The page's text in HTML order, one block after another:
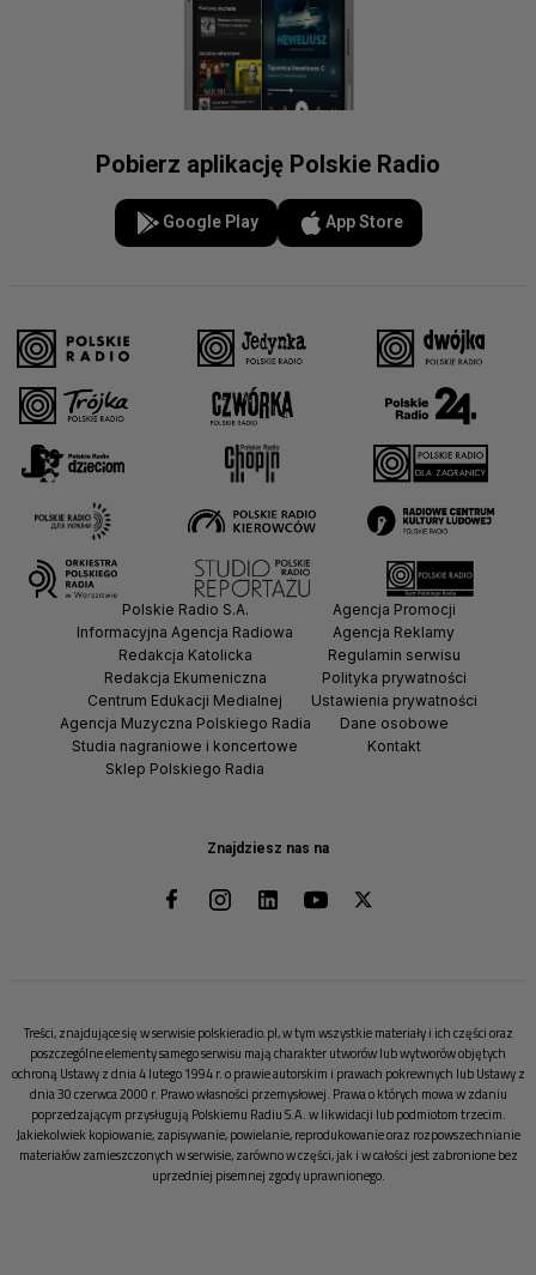
Pobierz aplikację Polskie Radio
Google Play App Store
Znajdziesz nas na
Polskie Radio S.A.
Informacyjna Agencja Radiowa
Redakcja Katolicka
Redakcja Ekumeniczna
Centrum Edukacji Medialnej
Agencja Muzyczna Polskiego Radia
Studia nagraniowe i koncertowe
Sklep Polskiego Radia
Agencja Promocji
Agencja Reklamy
Regulamin serwisu
Polityka prywatności
Ustawienia prywatności
Dane osobowe
Kontakt
Treści, znajdujące się w serwisie polskieradio.pl, w tym wszystkie materiały i ich części oraz
poszczególne elementy samego serwisu mają charakter utworów lub wytworów objętych
ochroną Ustawy z dnia 4 lutego 1994 r. o prawie autorskim i prawach pokrewnych lub Ustawy z
dnia 30 czerwca 2000 r. Prawo własności przemysłowej. Prawa o których mowa w zdaniu
poprzedzającym przysługują Polskiemu Radiu S.A. w likwidacji lub podmiotom trzecim.
Jakiekolwiek kopiowanie, zapisywanie, powielanie, reprodukowanie oraz rozpowszechnianie
materiałów zamieszczonych w serwisie, zarówno w części, jak i w całości jest zabronione bez
uprzedniej pisemnej zgody uprawnionego.